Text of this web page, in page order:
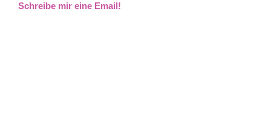
Schreibe mir eine Email!